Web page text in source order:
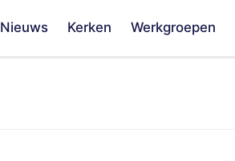
Nieuws Kerken Werkgroepen